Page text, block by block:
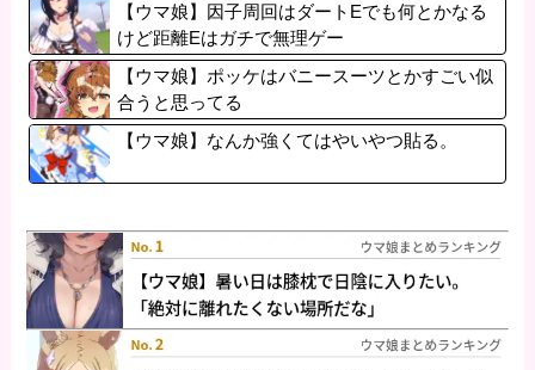
【ウマ娘】因子周回はダートEでも何とかなる
けど距離Eはガチで無理ゲー
【ウマ娘】ポッケはバニースーツとかすごい似
合うと思ってる
【ウマ娘】なんか強くてはやいやつ貼る。